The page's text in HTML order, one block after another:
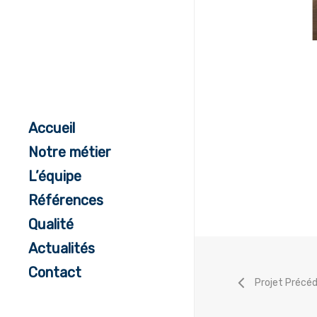
Accueil
Notre métier
L’équipe
Références
Qualité
Actualités
Contact
Projet